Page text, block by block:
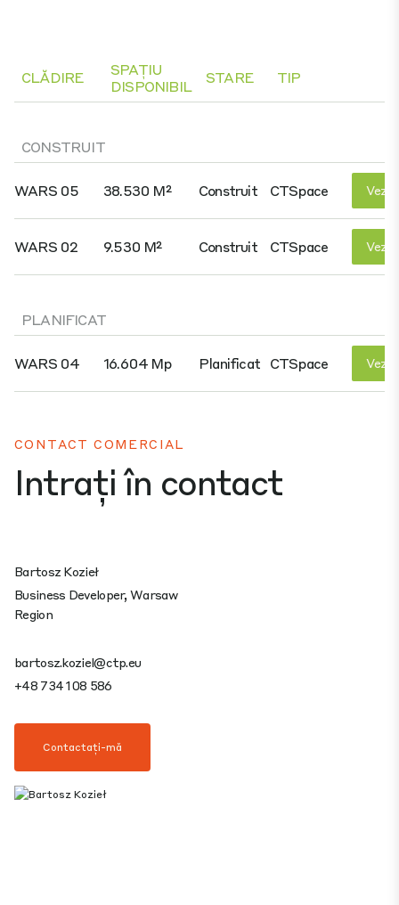
CLĂDIRE
SPAȚIU
DISPONIBIL
STARE TIP
CONSTRUIT
WARS 05 38.530 M² Construit CTSpace Vezi
WARS 02 9.530 M² Construit CTSpace Vezi
PLANIFICAT
WARS 04 16.604 Mp Planificat CTSpace Vezi
CONTACT COMERCIAL
Intrați în contact
Bartosz Kozieł
Business Developer, Warsaw
Region
bartosz.koziel@ctp.eu
+48 734 108 586
Contactați-mă